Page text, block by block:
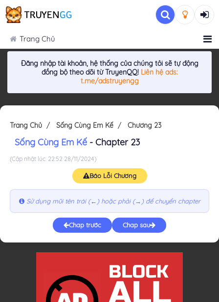
Trang Chủ
Đăng nhập tài khoản, hệ thống của chúng tôi sẽ tự động
đồng bộ theo dõi từ TruyenQQ! Liên hệ ads:
t.me/adstruyengg
Trang Chủ Sống Cùng Em Kế Chương 23
Sống Cùng Em Kế - Chapter 23
(Cập nhật lúc: 22:52 28/11/2024)
Báo Lỗi Chương
Sử dụng mũi tên trái (←) hoặc phải (→) để chuyển chapter
Chap trước Chap sau